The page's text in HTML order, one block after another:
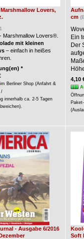
Lovers,
Marshmallow Lovers®.
mit kleinen
– einfach in heißes
*
Berliner Shop (Anfahrt &
/
innerhalb ca. 2-5 Tagen
cm
Ein
Der
4,10
- Ausgabe 6/2016
Soft